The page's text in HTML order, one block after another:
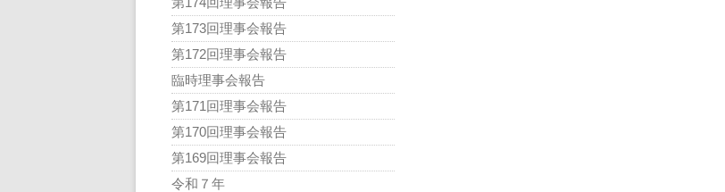
第173回理事会報告
第172回理事会報告
臨時理事会報告
第171回理事会報告
第170回理事会報告
第169回理事会報告
令和７年